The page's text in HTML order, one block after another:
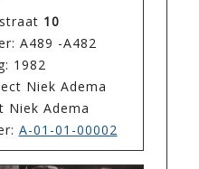
10
A489 -A482
1982
Niek Adema
Niek Adema
A-01-01-00002